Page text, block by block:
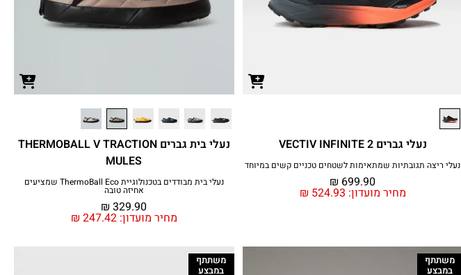
נעלי גברים VECTIV INFINITE 2
נעלי ריצה תגובתיות שמתאימות לשטחים טכניים קשים במיוחד
מחיר מועדון: ₪ 524.93
₪ 699.90
נעלי בית גברים THERMOBALL V TRACTION
MULES
נעלי בית מבודדים בטכנולוגיית ThermoBall Eco שמציעים
אחיזה טובה
מחיר מועדון: ₪ 247.42
₪ 329.90
משתתף
במבצע
משתתף
במבצע